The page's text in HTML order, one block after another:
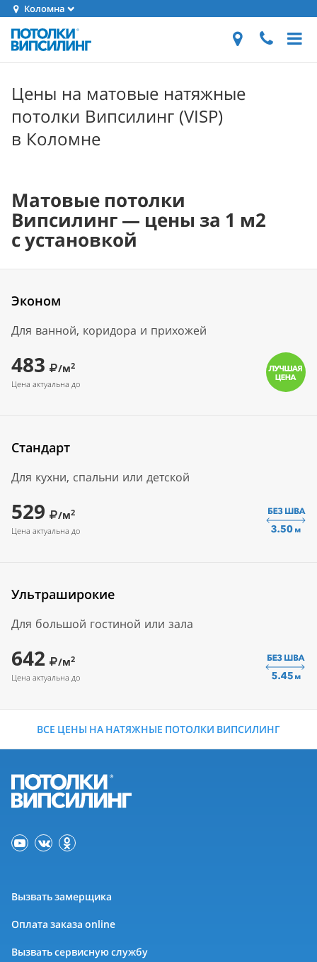
Коломна
Цены на матовые натяжные
потолки Випсилинг (VISP)
в Коломне
Матовые потолки
Випсилинг — цены за 1 м2
с установкой
Эконом
Для ванной, коридора и прихожей
483 /м2
Цена актуальна до
Стандарт
Для кухни, спальни или детской
529 /м2
Цена актуальна до
Ультраширокие
Для большой гостиной или зала
642 /м2
Цена актуальна до
ВСЕ ЦЕНЫ НА НАТЯЖНЫЕ ПОТОЛКИ ВИПСИЛИНГ
Вызвать замерщика
Оплата заказа online
Вызвать сервисную службу